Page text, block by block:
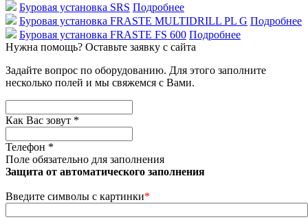
Буровая установка SRS Подробнее
Буровая установка FRASTE MULTIDRILL PL G Подробнее
Буровая установка FRASTE FS 600 Подробнее
Нужна помощь? Оставьте заявку с сайта
Задайте вопрос по оборудованию. Для этого заполните
несколько полей и мы свяжемся с Вами.
Как Вас зовут *
Телефон *
Поле обязательно для заполнения
Защита от автоматического заполнения
Введите символы с картинки*